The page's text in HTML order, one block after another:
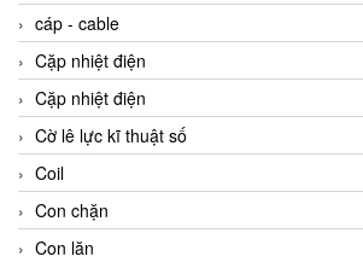
cáp - cable
Cặp nhiệt điện
Cặp nhiệt điện
Cờ lê lực kĩ thuật số
Coil
Con chặn
Con lăn